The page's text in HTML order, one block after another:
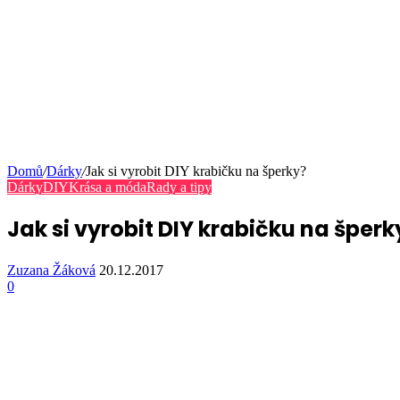
Domů/Dárky/Jak si vyrobit DIY krabičku na šperky?
DárkyDIYKrása a módaRady a tipy
Jak si vyrobit DIY krabičku na
Zuzana Žáková 20.12.2017
0